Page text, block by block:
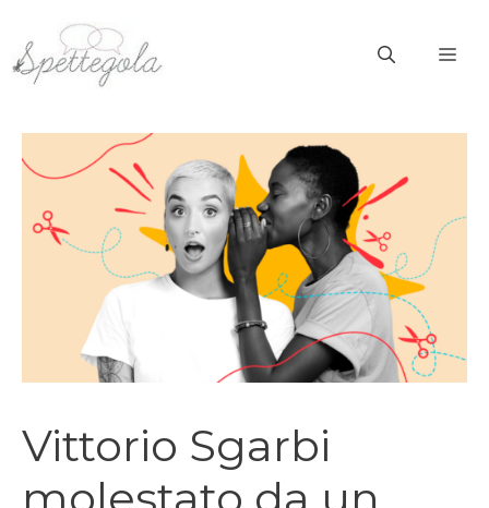
contenuto
Vittorio Sgarbi